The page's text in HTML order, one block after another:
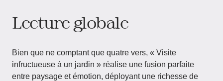
Lecture globale
Bien que ne comptant que quatre vers, « Visite
infructueuse à un jardin » réalise une fusion parfaite
entre paysage et émotion, déployant une richesse de